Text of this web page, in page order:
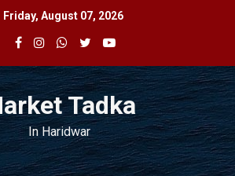
Friday, August 07, 2026
Tadka
In Haridwar